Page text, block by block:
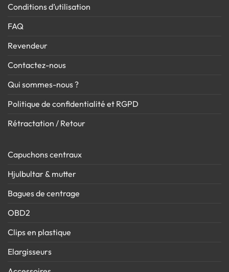
Conditions d’utilisation
FAQ
Revendeur
Contactez-nous
Qui sommes-nous ?
Politique de confidentialité et RGPD
Rétractation / Retour
Capuchons centraux
Hjulbultar & mutter
Bagues de centrage
OBD2
Clips en plastique
Elargisseurs